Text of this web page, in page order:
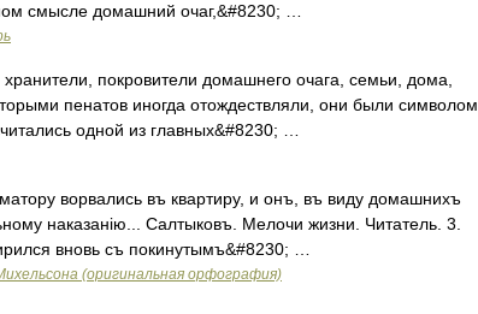
смысле домашний очаг,&#8230; …
покровители домашнего очага, семьи, дома,
пенатов иногда отождествляли, они были символом
одной из главных&#8230; …
ворвались въ квартиру, и онъ, въ виду домашнихъ
наказанію... Салтыковъ. Мелочи жизни. Читатель. 3.
вновь съ покинутымъ&#8230; …
(оригинальная орфография)